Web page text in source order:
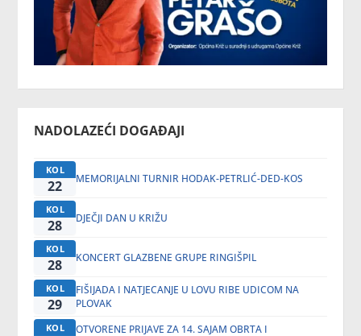
NADOLAZEĆI DOGAĐAJI
KOL
22 MEMORIJALNI TURNIR HODAK-PETRLIĆ-DED-KOS
KOL
28 DJEČJI DAN U KRIŽU
KOL
28 KONCERT GLAZBENE GRUPE RINGIŠPIL
KOL
29
FIŠIJADA I NATJECANJE U LOVU RIBE UDICOM NA
PLOVAK
KOL
OTVORENE PRIJAVE ZA 14. SAJAM OBRTA I